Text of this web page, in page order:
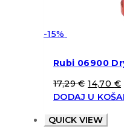
-15%
Rubi 06900
17,29€ 14,70 €
DODAJ U
QUICK VIEW